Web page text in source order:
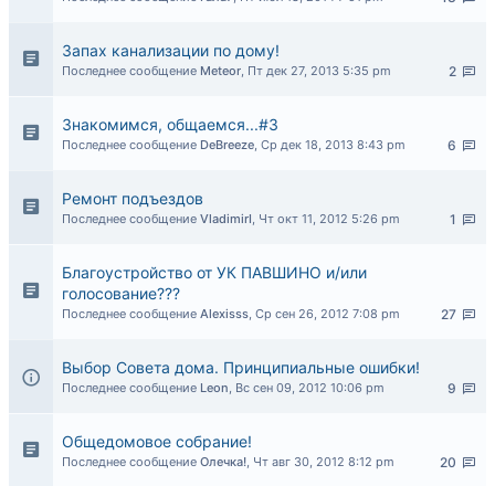
Запах канализации по дому!
2
Последнее сообщение Meteor, Пт дек 27, 2013 5:35 pm
Знакомимся, общаемся...#3
6
Последнее сообщение DeBreeze, Ср дек 18, 2013 8:43 pm
Ремонт подъездов
1
Последнее сообщение VladimirI, Чт окт 11, 2012 5:26 pm
Благоустройство от УК ПАВШИНО и/или
голосование???
27
Последнее сообщение Alexisss, Ср сен 26, 2012 7:08 pm
Выбор Совета дома. Принципиальные ошибки!
9
Последнее сообщение Leon, Вс сен 09, 2012 10:06 pm
Общедомовое собрание!
20
Последнее сообщение Олечка!, Чт авг 30, 2012 8:12 pm